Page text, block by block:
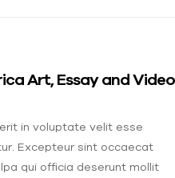
Art, Essay and Video
in voluptate velit esse
Excepteur sint occaecat
qui officia deserunt mollit